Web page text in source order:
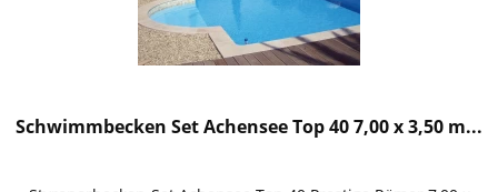
Schwimmbecken Set Achensee Top 40 7,00 x 3,50 m...